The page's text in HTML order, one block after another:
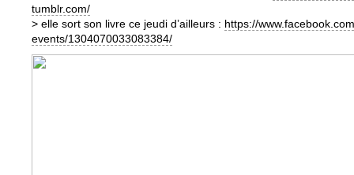
tumblr.com/
> elle sort son livre ce jeudi d’ailleurs : https://
events/1304070033083384/